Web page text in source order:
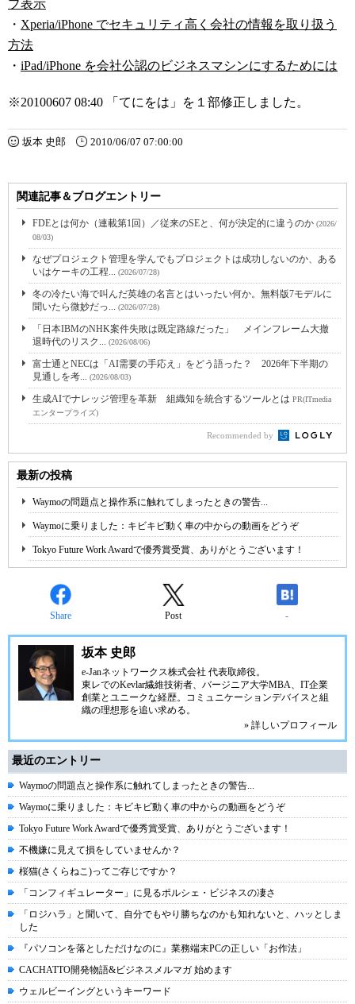
ブ表示
・ Xperia/iPhone でセキュリティ高く会社の情報を取り扱う
方法
・ iPad/iPhone を会社公認のビジネスマシンにするためには
※20100607 08:40 「てにをは」を１部修正しました。
坂本 史郎 2010/06/07 07:00:00
関連記事＆ブログエントリー
FDEとは何か（連載第1回）／従来のSEと、何が決定的に違うのか (2026/
08/03)
なぜプロジェクト管理を学んでもプロジェクトは成功しないのか、ある
いはケーキの工程... (2026/07/28)
冬の冷たい海で叫んだ英雄の名言とはいったい何か。無料版7モデルに
聞いたら微妙だっ... (2026/07/28)
「日本IBMのNHK案件失敗は既定路線だった」 メインフレーム大撤
退時代のリスク... (2026/08/06)
富士通とNECは「AI需要の手応え」をどう語った？ 2026年下半期の
見通しを考... (2026/08/03)
生成AIでナレッジ管理を革新 組織知を統合するツールとは PR(ITmedia
エンタープライズ)
Recommended by
最新の投稿
Waymoの問題点と操作系に触れてしまったときの警告...
Waymoに乗りました：キビキビ動く車の中からの動画をどうぞ
Tokyo Future Work Awardで優秀賞受賞、ありがとうございます！
Share Post -
坂本 史郎
e-Janネットワークス株式会社 代表取締役。
東レでのKevlar繊維技術者、 バージニア大学MBA、IT企業
創業とユニークな経歴。 コミュニケーションデバイスと組
織の理想形を追い求める。
» 詳しいプロフィール
最近のエントリー
Waymoの問題点と操作系に触れてしまったときの警告...
Waymoに乗りました：キビキビ動く車の中からの動画をどうぞ
Tokyo Future Work Awardで優秀賞受賞、ありがとうございます！
不機嫌に見えて損をしていませんか？
桜猫(さくらねこ)ってご存じですか？
「コンフィギュレーター」に見るポルシェ・ビジネスの凄さ
「ロジハラ」と聞いて、自分でもやり勝ちなのかも知れないと、ハッとしま
した
『パソコンを落としただけなのに』業務端末PCの正しい「お作法」
CACHATTO開発物語&ビジネスメルマガ 始めます
ウェルビーイングというキーワード